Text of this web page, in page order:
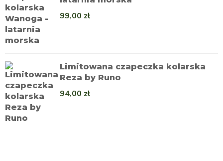
99,00 zł
Limitowana czapeczka kolarska
Reza by Runo
94,00 zł